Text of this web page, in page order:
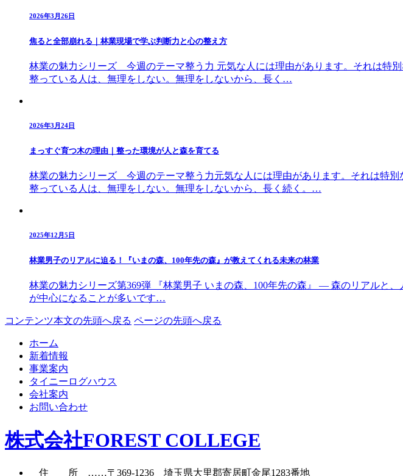
2026年3月26日
焦ると全部崩れる｜林業現場で学ぶ判断力と心の整え方
林業の魅力シリーズ 今週のテーマ整う力 元気な人には理由があります。それは特
整っている人は、無理をしない。無理をしないから、長く…
2026年3月24日
まっすぐ育つ木の理由｜整った環境が人と森を育てる
林業の魅力シリーズ 今週のテーマ整う力元気な人には理由があります。それは特
整っている人は、無理をしない。無理をしないから、長く続く。…
2025年12月5日
林業男子のリアルに迫る！『いまの森、100年先の森』が教えてくれる未来の林業
林業の魅力シリーズ第369弾 『林業男子 いまの森、100年先の森』 ― 森のリアル
が中心になることが多いです…
コンテンツ本文の先頭へ戻る ページの先頭へ戻る
ホーム
新着情報
事業案内
タイニーログハウス
会社案内
お問い合わせ
株式会社FOREST COLLEGE
住所……〒369-1236 埼玉県大里郡寄居町金尾1283番地